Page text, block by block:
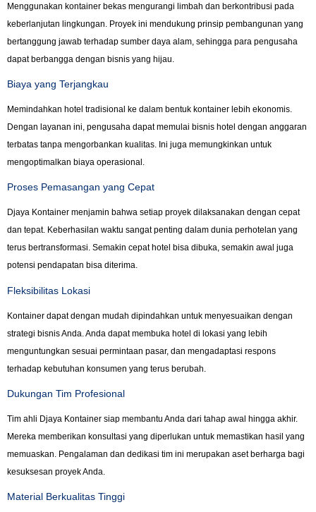
Menggunakan kontainer bekas mengurangi limbah dan berkontribusi pada
keberlanjutan lingkungan. Proyek ini mendukung prinsip pembangunan yang
bertanggung jawab terhadap sumber daya alam, sehingga para pengusaha
dapat berbangga dengan bisnis yang hijau.
Biaya yang Terjangkau
Memindahkan hotel tradisional ke dalam bentuk kontainer lebih ekonomis.
Dengan layanan ini, pengusaha dapat memulai bisnis hotel dengan anggaran
terbatas tanpa mengorbankan kualitas. Ini juga memungkinkan untuk
mengoptimalkan biaya operasional.
Proses Pemasangan yang Cepat
Djaya Kontainer menjamin bahwa setiap proyek dilaksanakan dengan cepat
dan tepat. Keberhasilan waktu sangat penting dalam dunia perhotelan yang
terus bertransformasi. Semakin cepat hotel bisa dibuka, semakin awal juga
potensi pendapatan bisa diterima.
Fleksibilitas Lokasi
Kontainer dapat dengan mudah dipindahkan untuk menyesuaikan dengan
strategi bisnis Anda. Anda dapat membuka hotel di lokasi yang lebih
menguntungkan sesuai permintaan pasar, dan mengadaptasi respons
terhadap kebutuhan konsumen yang terus berubah.
Dukungan Tim Profesional
Tim ahli Djaya Kontainer siap membantu Anda dari tahap awal hingga akhir.
Mereka memberikan konsultasi yang diperlukan untuk memastikan hasil yang
memuaskan. Pengalaman dan dedikasi tim ini merupakan aset berharga bagi
kesuksesan proyek Anda.
Material Berkualitas Tinggi